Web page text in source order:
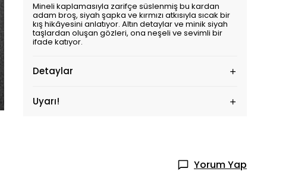
Mineli kaplamasıyla zarifçe süslenmiş bu kardan
adam broş, siyah şapka ve kırmızı atkısıyla sıcak bir
kış hikâyesini anlatıyor. Altın detaylar ve minik siyah
taşlardan oluşan gözleri, ona neşeli ve sevimli bir
ifade katıyor.
Detaylar
Uyarı!
Yorum Yap